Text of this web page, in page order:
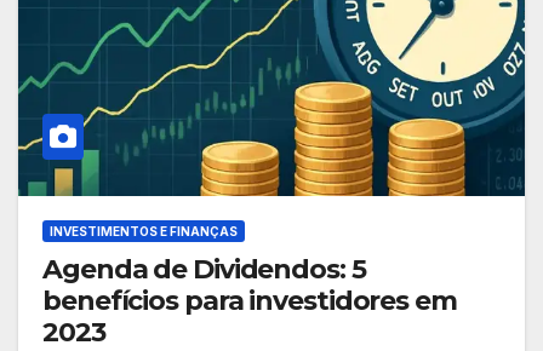
INVESTIMENTOS E FINANÇAS
Agenda de Dividendos: 5
benefícios para investidores em
2023